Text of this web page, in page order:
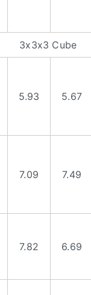
3x3x3 Cube
5.93 5.67
7.09 7.49
7.82 6.69